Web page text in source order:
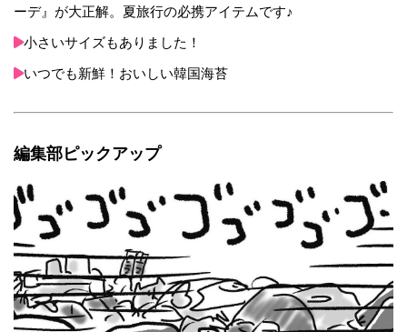
ーデ』が大正解。夏旅行の必携アイテムです♪
小さいサイズもありました！
いつでも新鮮！おいしい韓国海苔
編集部ピックアップ